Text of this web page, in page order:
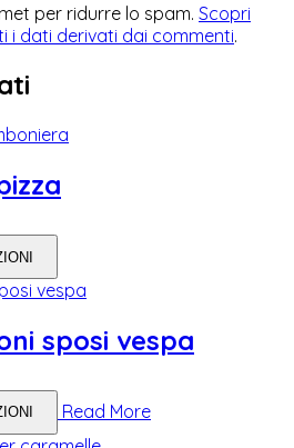
per ridurre lo spam. Scopri
i dati derivati dai commenti.
sposi vespa
Read More